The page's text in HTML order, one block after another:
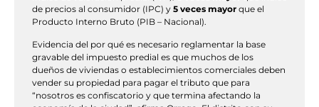
de precios al consumidor (IPC) y 5 veces mayor que el
Producto Interno Bruto (PIB – Nacional).
Evidencia del por qué es necesario reglamentar la base
gravable del impuesto predial es que muchos de los
dueños de viviendas o establecimientos comerciales deben
vender su propiedad para pagar el tributo que para
“nosotros es confiscatorio y que termina afectando la